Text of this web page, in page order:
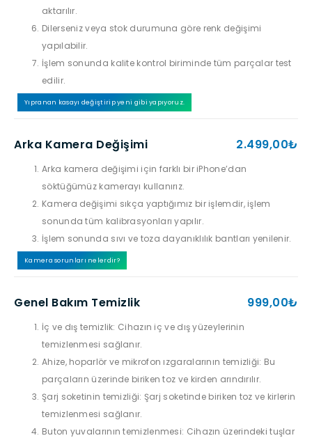
aktarılır.
Dilerseniz veya stok durumuna göre renk değişimi
yapılabilir.
İşlem sonunda kalite kontrol biriminde tüm parçalar test
edilir.
Yıpranan kasayı değiştirip yeni gibi yapıyoruz.
Arka Kamera Değişimi 2.499,00₺
Arka kamera değişimi için farklı bir iPhone’dan
söktüğümüz kamerayı kullanırız.
Kamera değişimi sıkça yaptığımız bir işlemdir, işlem
sonunda tüm kalibrasyonları yapılır.
İşlem sonunda sıvı ve toza dayanıklılık bantları yenilenir.
Kamera sorunları nelerdir?
Genel Bakım Temizlik 999,00₺
İç ve dış temizlik: Cihazın iç ve dış yüzeylerinin
temizlenmesi sağlanır.
Ahize, hoparlör ve mikrofon ızgaralarının temizliği: Bu
parçaların üzerinde biriken toz ve kirden arındırılır.
Şarj soketinin temizliği: Şarj soketinde biriken toz ve kirlerin
temizlenmesi sağlanır.
Buton yuvalarının temizlenmesi: Cihazın üzerindeki tuşlar